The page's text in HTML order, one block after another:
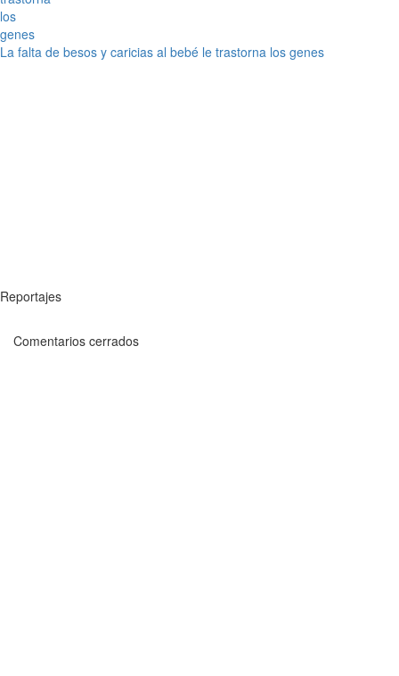
La falta de besos y caricias al bebé le trastorna los genes
Reportajes
Comentarios cerrados